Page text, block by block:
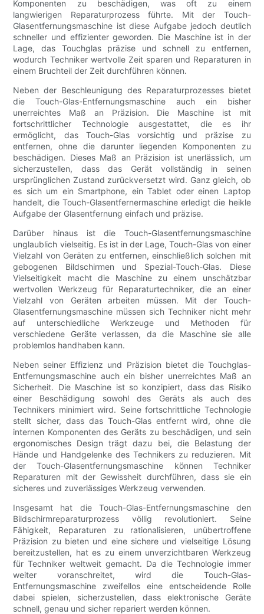
Komponenten zu beschädigen, was oft zu einem
langwierigen Reparaturprozess führte. Mit der Touch-
Glasentfernungsmaschine ist diese Aufgabe jedoch deutlich
schneller und effizienter geworden. Die Maschine ist in der
Lage, das Touchglas präzise und schnell zu entfernen,
wodurch Techniker wertvolle Zeit sparen und Reparaturen in
einem Bruchteil der Zeit durchführen können.
Neben der Beschleunigung des Reparaturprozesses bietet
die Touch-Glas-Entfernungsmaschine auch ein bisher
unerreichtes Maß an Präzision. Die Maschine ist mit
fortschrittlicher Technologie ausgestattet, die es ihr
ermöglicht, das Touch-Glas vorsichtig und präzise zu
entfernen, ohne die darunter liegenden Komponenten zu
beschädigen. Dieses Maß an Präzision ist unerlässlich, um
sicherzustellen, dass das Gerät vollständig in seinen
ursprünglichen Zustand zurückversetzt wird. Ganz gleich, ob
es sich um ein Smartphone, ein Tablet oder einen Laptop
handelt, die Touch-Glasentfernermaschine erledigt die heikle
Aufgabe der Glasentfernung einfach und präzise.
Darüber hinaus ist die Touch-Glasentfernungsmaschine
unglaublich vielseitig. Es ist in der Lage, Touch-Glas von einer
Vielzahl von Geräten zu entfernen, einschließlich solchen mit
gebogenen Bildschirmen und Spezial-Touch-Glas. Diese
Vielseitigkeit macht die Maschine zu einem unschätzbar
wertvollen Werkzeug für Reparaturtechniker, die an einer
Vielzahl von Geräten arbeiten müssen. Mit der Touch-
Glasentfernungsmaschine müssen sich Techniker nicht mehr
auf unterschiedliche Werkzeuge und Methoden für
verschiedene Geräte verlassen, da die Maschine sie alle
problemlos handhaben kann.
Neben seiner Effizienz und Präzision bietet die Touchglas-
Entfernungsmaschine auch ein bisher unerreichtes Maß an
Sicherheit. Die Maschine ist so konzipiert, dass das Risiko
einer Beschädigung sowohl des Geräts als auch des
Technikers minimiert wird. Seine fortschrittliche Technologie
stellt sicher, dass das Touch-Glas entfernt wird, ohne die
internen Komponenten des Geräts zu beschädigen, und sein
ergonomisches Design trägt dazu bei, die Belastung der
Hände und Handgelenke des Technikers zu reduzieren. Mit
der Touch-Glasentfernungsmaschine können Techniker
Reparaturen mit der Gewissheit durchführen, dass sie ein
sicheres und zuverlässiges Werkzeug verwenden.
Insgesamt hat die Touch-Glas-Entfernungsmaschine den
Bildschirmreparaturprozess völlig revolutioniert. Seine
Fähigkeit, Reparaturen zu rationalisieren, unübertroffene
Präzision zu bieten und eine sichere und vielseitige Lösung
bereitzustellen, hat es zu einem unverzichtbaren Werkzeug
für Techniker weltweit gemacht. Da die Technologie immer
weiter voranschreitet, wird die Touch-Glas-
Entfernungsmaschine zweifellos eine entscheidende Rolle
dabei spielen, sicherzustellen, dass elektronische Geräte
schnell, genau und sicher repariert werden können.